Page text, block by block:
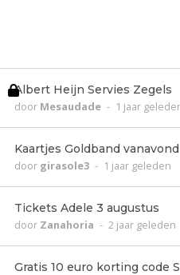
Albert Heijn Servies Zegels
door Mesaudade - 1 jaar
Kaartjes Goldband
door girasole3 - 1 jaar geleden
Tickets Adele 3 augustus
door Zanahoria - 2 jaar geleden
Gratis 10 euro korting code